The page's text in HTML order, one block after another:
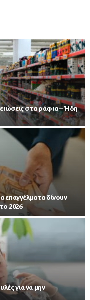
στα ράφια – Ήδη
επαγγέλματα δίνουν
2026
για να μην